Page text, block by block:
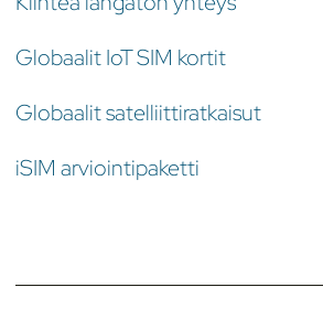
Globaalit IoT SIM kortit
Globaalit satelliittiratkaisut
iSIM arviointipaketti